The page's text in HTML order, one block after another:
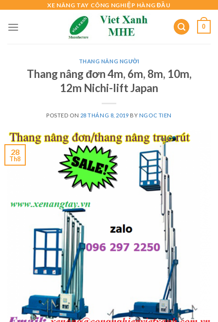
content
XE NÂNG TAY CÔNG NGHIỆP HÀNG ĐẦU
0
THANG NÂNG NGƯỜI
Thang nâng đơn 4m, 6m, 8m, 10m,
12m Nichi-lift Japan
POSTED ON 28 THÁNG 8, 2019 BY NGOC TIEN
28
Th8